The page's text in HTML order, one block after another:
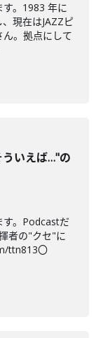
。1983 年に
現在はJAZZピ
。拠点にして
いえば…"の
す。Podcastだ
者の"クセ"に
ttn813〇